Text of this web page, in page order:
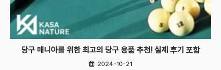
당구 매니아를 위한 최고의 당구 용품 추천! 실제 후기 포함
2024-10-21